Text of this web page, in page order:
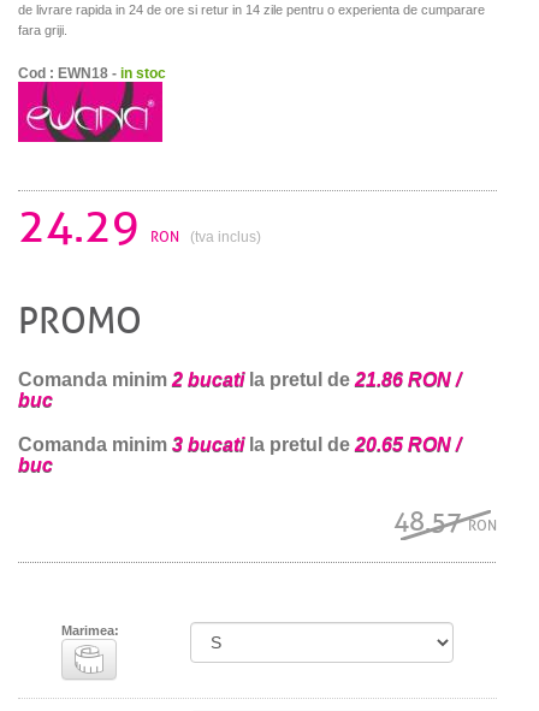
de livrare rapida in 24 de ore si retur in 14 zile pentru o experienta de cumparare
fara griji.
Cod : EWN18 - in stoc
24.29 RON (tva inclus)
PROMO
Comanda minim 2 bucatila pretul de 21.86 RON /
buc
Comanda minim 3 bucatila pretul de 20.65 RON /
buc
48.57RON
Marimea: